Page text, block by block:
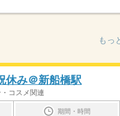
もっ
休み＠新船橋駅
コスメ関連
期間・時間